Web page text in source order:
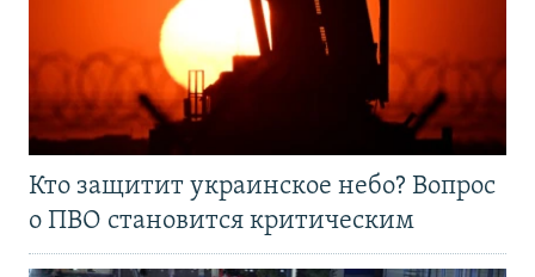
Кто защитит украинское небо? Вопрос
о ПВО становится критическим